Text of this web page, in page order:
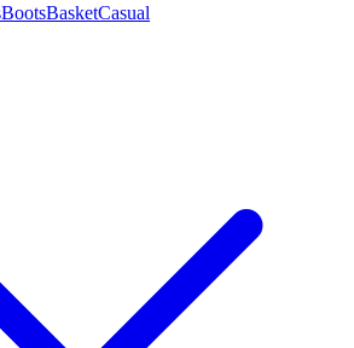
BootsBasketCasual